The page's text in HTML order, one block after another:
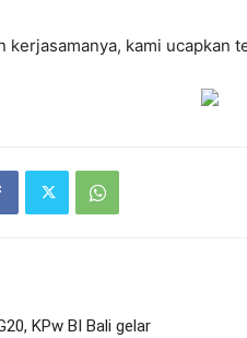
kerjasamanya, kami ucapkan
KPw BI Bali gelar